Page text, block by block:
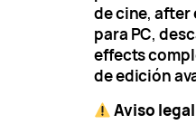
de cine,after
para PC,
effects
de edición
Aviso legal